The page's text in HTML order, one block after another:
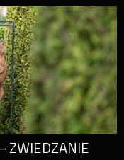
ZWIEDZANIE